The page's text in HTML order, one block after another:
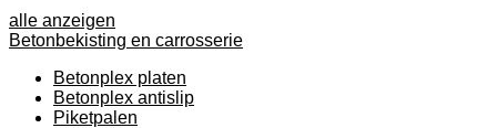
alle anzeigen
Betonbekisting en carrosserie
Betonplex platen
Betonplex antislip
Piketpalen